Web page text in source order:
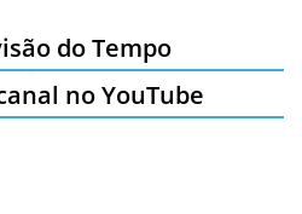
do Tempo
no YouTube